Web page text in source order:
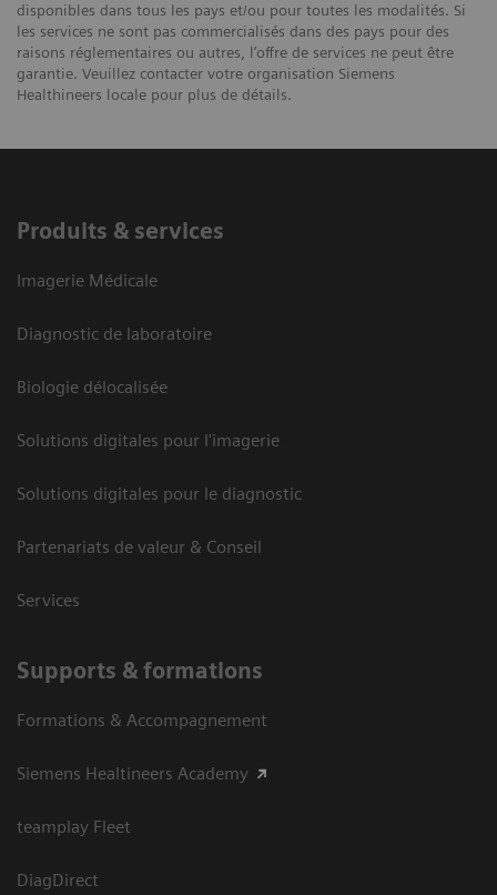
disponibles dans tous les pays et/ou pour toutes les modalités. Si
les services ne sont pas commercialisés dans des pays pour des
raisons réglementaires ou autres, l’offre de services ne peut être
garantie. Veuillez contacter votre organisation Siemens
Healthineers locale pour plus de détails.
Produits & services
Imagerie Médicale
Diagnostic de laboratoire
Biologie délocalisée
Solutions digitales pour l'imagerie
Solutions digitales pour le diagnostic
Partenariats de valeur & Conseil
Services
Supports & formations
Formations & Accompagnement
Siemens Healtineers Academy
teamplay Fleet
DiagDirect